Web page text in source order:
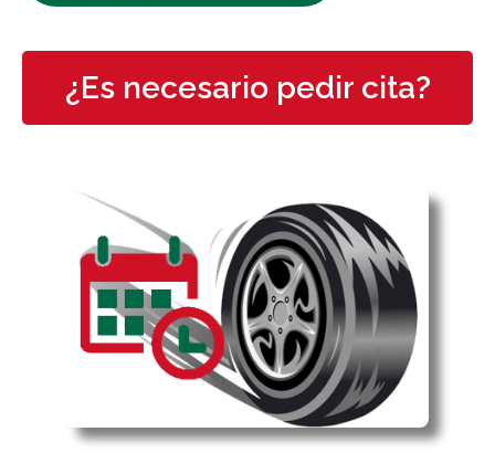
¿Es necesario pedir cita?